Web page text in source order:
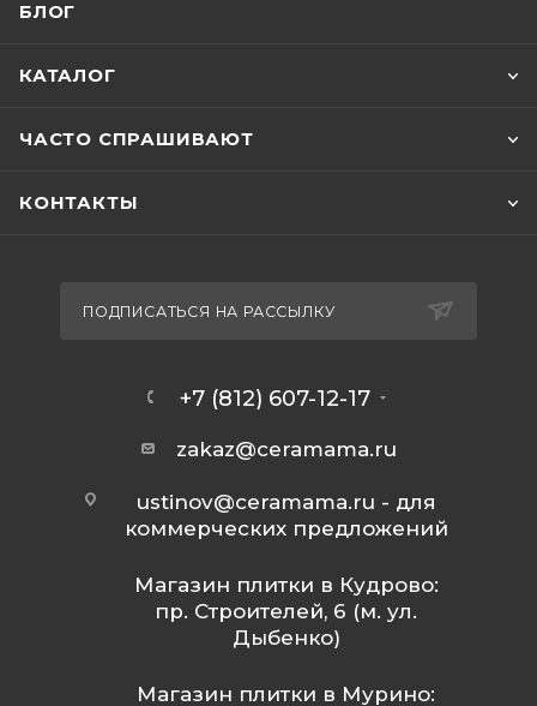
БЛОГ
КАТАЛОГ
ЧАСТО СПРАШИВАЮТ
КОНТАКТЫ
ПОДПИСАТЬСЯ НА РАССЫЛКУ
+7 (812) 607-12-17
zakaz@ceramama.ru
ustinov@ceramama.ru - для
коммерческих предложений
Магазин плитки в Кудрово:
пр. Строителей, 6 (м. ул.
Дыбенко)
Магазин плитки в Мурино: